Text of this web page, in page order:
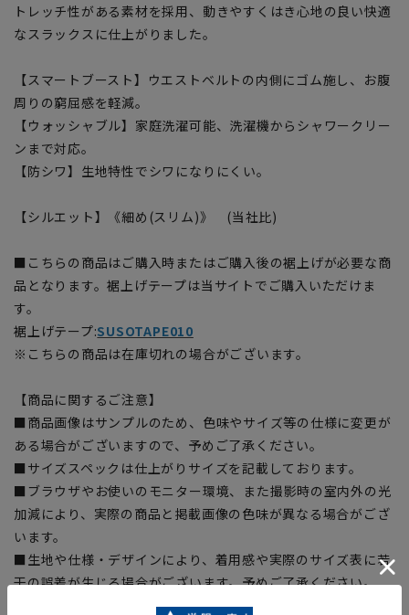
トレッチ性がある素材を採用、動きやすくはき心地の良い快適
なスラックスに仕上がりました。
【スマートブースト】ウエストベルトの内側にゴム施し、お腹
周りの窮屈感を軽減。
【ウォッシャブル】家庭洗濯可能、洗濯機からシャワークリー
ンまで対応。
【防シワ】生地特性でシワになりにくい。
【シルエット】《細め(スリム)》 (当社比)
■こちらの商品はご購入時またはご購入後の裾上げが必要な商
品となります。裾上げテープは当サイトでご購入いただけま
す。
裾上げテープ:SUSOTAPE010
※こちらの商品は在庫切れの場合がございます。
【商品に関するご注意】
■商品画像はサンプルのため、色味やサイズ等の仕様に変更が
ある場合がございますので、予めご了承ください。
■サイズスペックは仕上がりサイズを記載しております。
■ブラウザやお使いのモニター環境、また撮影時の室内外の光
加減により、実際の商品と掲載画像の色味が異なる場合がござ
います。
■生地や仕様・デザインにより、着用感や実際のサイズ表に若
干の誤差が生じる場合がございます。予めご了承ください。
■店舗や各モールサイトと商品在庫を共有しております関係